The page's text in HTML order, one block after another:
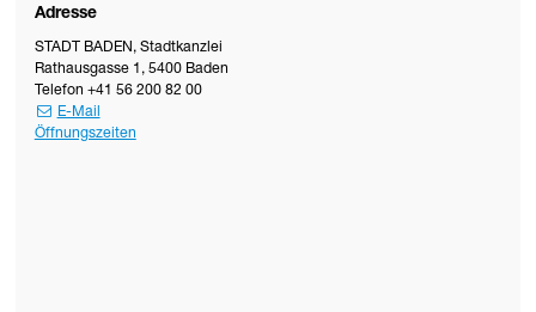
Adresse
STADT BADEN, Stadtkanzlei
Rathausgasse 1 , 5400 Baden
Telefon +41 56 200 82 00
E-Mail
Öffnungszeiten